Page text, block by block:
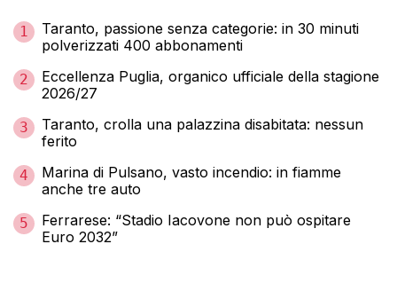
1
Taranto, passione senza categorie: in 30 minuti
polverizzati 400 abbonamenti
2
Eccellenza Puglia, organico ufficiale della stagione
2026/27
3
Taranto, crolla una palazzina disabitata: nessun
ferito
4
Marina di Pulsano, vasto incendio: in fiamme
anche tre auto
5
Ferrarese: “Stadio Iacovone non può ospitare
Euro 2032”